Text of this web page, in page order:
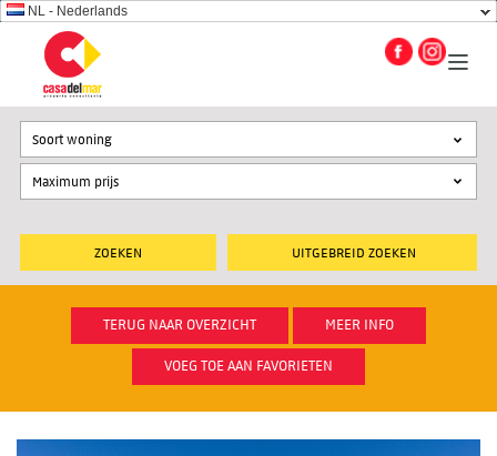
NL - Nederlands
UITGEBREID ZOEKEN
Soort woning
TERUG NAAR OVERZICHT MEER INFO
VOEG TOE AAN FAVORIETEN